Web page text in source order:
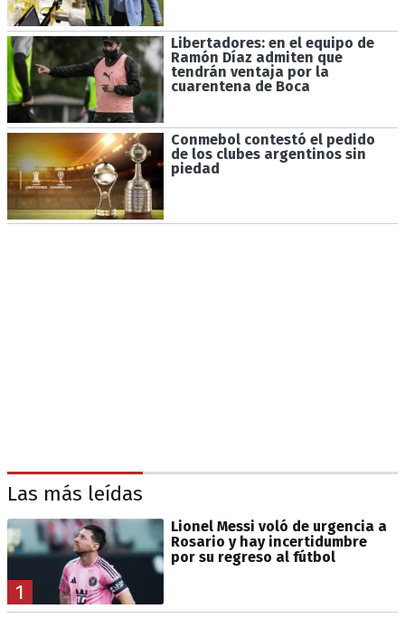
Libertadores: en el equipo de
Ramón Díaz admiten que
tendrán ventaja por la
cuarentena de Boca
Conmebol contestó el pedido
de los clubes argentinos sin
piedad
Las más leídas
1
Lionel Messi voló de urgencia a
Rosario y hay incertidumbre
por su regreso al fútbol